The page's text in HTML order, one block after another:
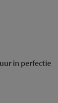
in perfectie